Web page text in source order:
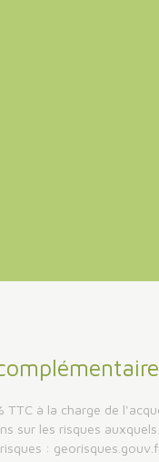
TTC à la charge de
sur les risques
: